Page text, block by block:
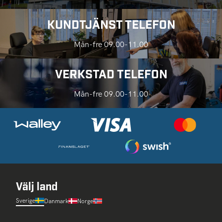
KUNDTJÄNST TELEFON
Mån-fre 09.00-11.00
VERKSTAD TELEFON
Mån-fre 09.00-11.00
Välj land
Sverige Danmark Norge